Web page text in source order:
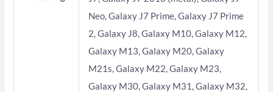
Neo, Galaxy J7 Prime, Galaxy J7 Prime
2, Galaxy J8, Galaxy M10, Galaxy M12,
Galaxy M13, Galaxy M20, Galaxy
M21s, Galaxy M22, Galaxy M23,
Galaxy M30, Galaxy M31, Galaxy M32,